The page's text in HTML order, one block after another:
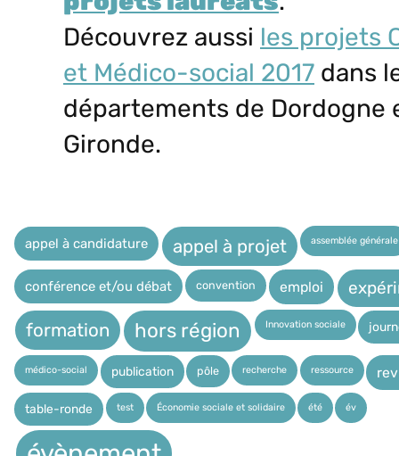
Découvrez aussi les projets
et Médico-social 2017 dans
départements de Dordogne
Gironde.
appel à candidature appel à projet assemblée générale
conférence et/ou débat convention emploi
formation hors région Innovation sociale
médico-social publication pôle recherche ressource
table-ronde test Économie sociale et solidaire été év